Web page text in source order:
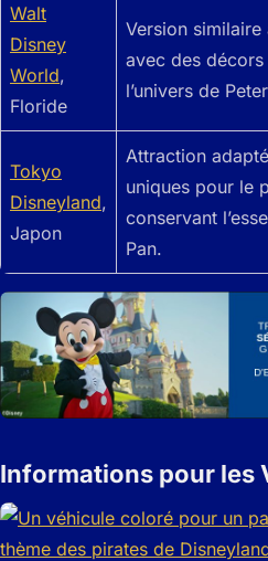
Walt
Disney
World,
Floride
Version
avec des
l’univers de
Tokyo
Disneyland,
Japon
Attraction
uniques pour le
conservant
Pan.
Informations pour les